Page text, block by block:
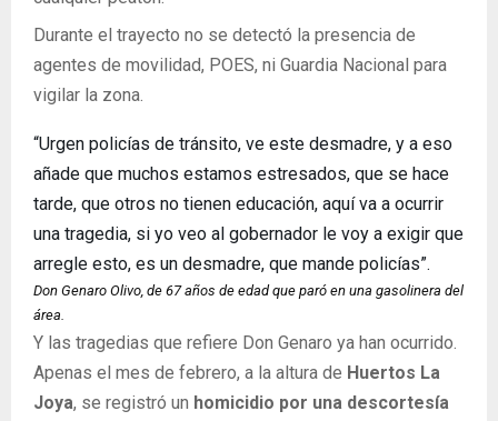
Durante el trayecto no se detectó la presencia de
agentes de movilidad, POES, ni Guardia Nacional para
vigilar la zona.
“Urgen policías de tránsito, ve este desmadre, y a eso
añade que muchos estamos estresados, que se hace
tarde, que otros no tienen educación, aquí va a ocurrir
una tragedia, si yo veo al gobernador le voy a exigir que
arregle esto, es un desmadre, que mande policías”.
Don Genaro Olivo, de 67 años de edad que paró en una gasolinera del
área.
Y las tragedias que refiere Don Genaro ya han ocurrido.
Apenas el mes de febrero, a la altura de Huertos La
Joya, se registró un homicidio por una descortesía